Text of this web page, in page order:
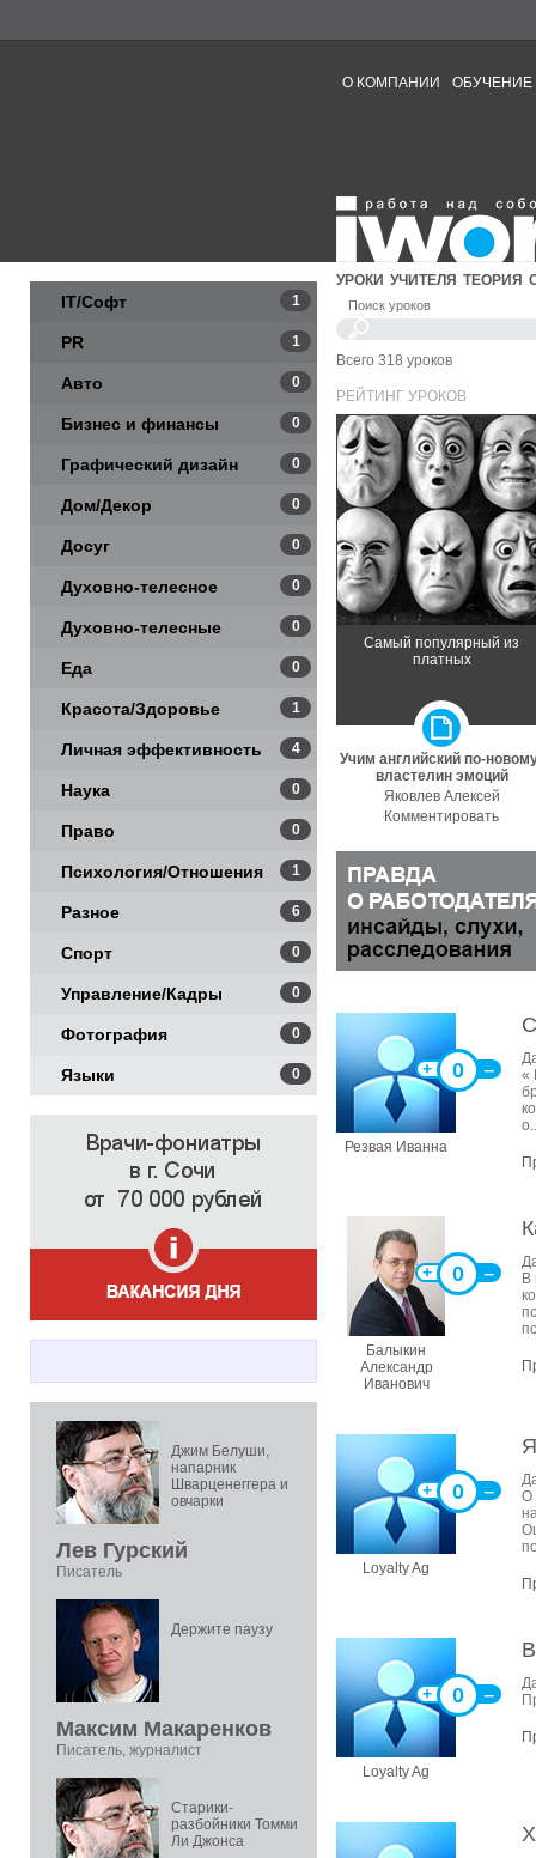
О КОМПАНИИ ОБУЧЕНИЕ
УРОКИ УЧИТЕЛЯ ТЕОРИЯ
Поиск уроков
Всего 318 уроков
РЕЙТИНГ УРОКОВ
Самый популярный из
платных
Учим английский по-
властелин эмоций
Яковлев Алексей
Комментировать
Резвая Иванна
0
+ ‒
«
Балыкин
Александр
Иванович
0
+ ‒
В
Loyalty Ag
0
+ ‒
О
Loyalty Ag
0
+ ‒
IT/Софт 1
PR 1
Авто 0
Бизнес и финансы 0
Графический дизайн 0
Дом/Декор 0
Досуг 0
Духовно-телесное 0
Духовно-телесные
практики
0
Еда 0
Красота/Здоровье 1
Личная эффективность 4
Наука 0
Право 0
Психология/Отношения 1
Разное 6
Спорт 0
Управление/Кадры 0
Фотография 0
Языки 0
Джим Белуши,
напарник
Шварценеггера и
овчарки
Лев Гурский
Писатель
Держите паузу
Максим Макаренков
Писатель, журналист
Старики-
разбойники Томми
Ли Джонса